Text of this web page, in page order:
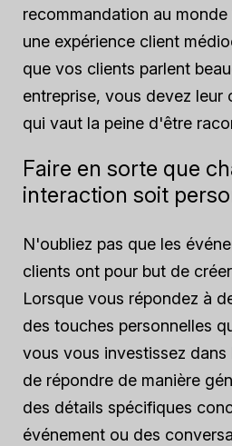
recommandation au
une expérience client
que vos clients parlent
entreprise, vous devez leur
qui vaut la peine d'être
Faire en sorte que
interaction soit
N'oubliez pas que les
clients ont pour but de
Lorsque vous répondez à
des touches personnelles
vous vous investissez dans
de répondre de manière
des détails spécifiques
événement ou des